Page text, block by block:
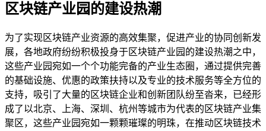
区块链产业园的建设热潮
为了实现区块链产业资源的高效集聚，促进产业的协同创新发
展，各地政府纷纷积极投身于区块链产业园的建设热潮之中，
这些产业园宛如一个个功能完备的产业生态圈，通过提供完善
的基础设施、优惠的政策扶持以及专业的技术服务等全方位的
支持，吸引了大量的区块链企业和创新团队纷至沓来，已经形
成了以北京、上海、深圳、杭州等城市为代表的区块链产业集
聚区，这些产业园宛如一颗颗璀璨的明珠，在推动区块链技术